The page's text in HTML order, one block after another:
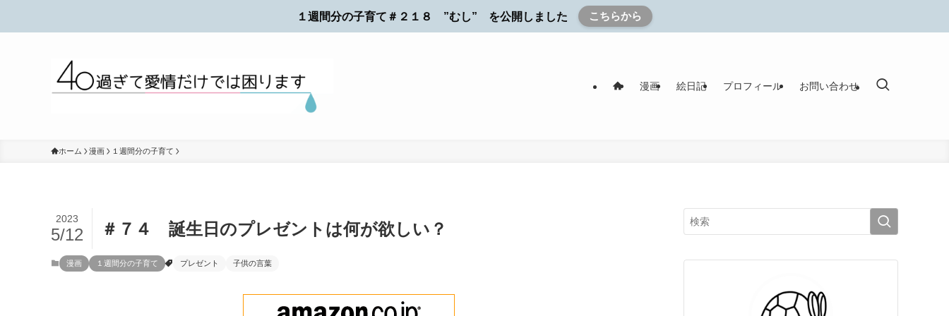
１週間分の子育て＃２１８ ”むし” を公開しました こちらから
漫画 絵日記 プロフィール お問い合わせ
ホーム 漫画 １週間分の子育て
＃７４ 誕生日のプレゼントは何が欲しい？
2023
5/12
漫画 １週間分の子育て プレゼント 子供の言葉